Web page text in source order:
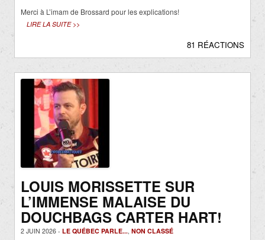
Merci à L’imam de Brossard pour les explications!
LIRE LA SUITE >>
81 RÉACTIONS
LOUIS MORISSETTE SUR
L’IMMENSE MALAISE DU
DOUCHBAGS CARTER HART!
2 JUIN 2026 - LE QUÉBEC PARLE..., NON CLASSÉ